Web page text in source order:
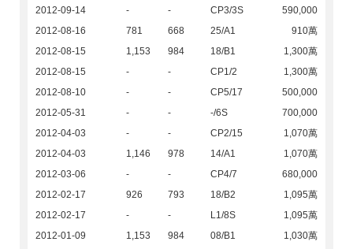
2012-09-14
- - CP3/3S
590,000
2012-08-16
781 668 25/A1
910萬
2012-08-15
1,153 984 18/B1
1,300萬
2012-08-15
- - CP1/2
1,300萬
2012-08-10
- - CP5/17
500,000
2012-05-31
- - -/6S
700,000
2012-04-03
- - CP2/15
1,070萬
2012-04-03
1,146 978 14/A1
1,070萬
2012-03-06
- - CP4/7
680,000
2012-02-17
926 793 18/B2
1,095萬
2012-02-17
- - L1/8S
1,095萬
2012-01-09
1,153 984 08/B1 1,030萬